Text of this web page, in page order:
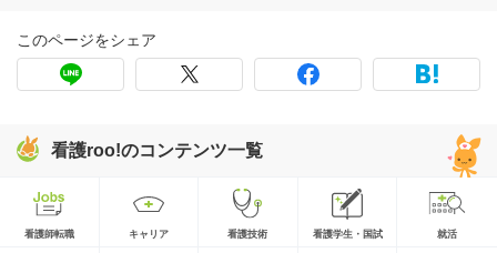
このページをシェア
看護roo!のコンテンツ一覧
看護師転職 キャリア 看護技術 看護学生・国試 就活